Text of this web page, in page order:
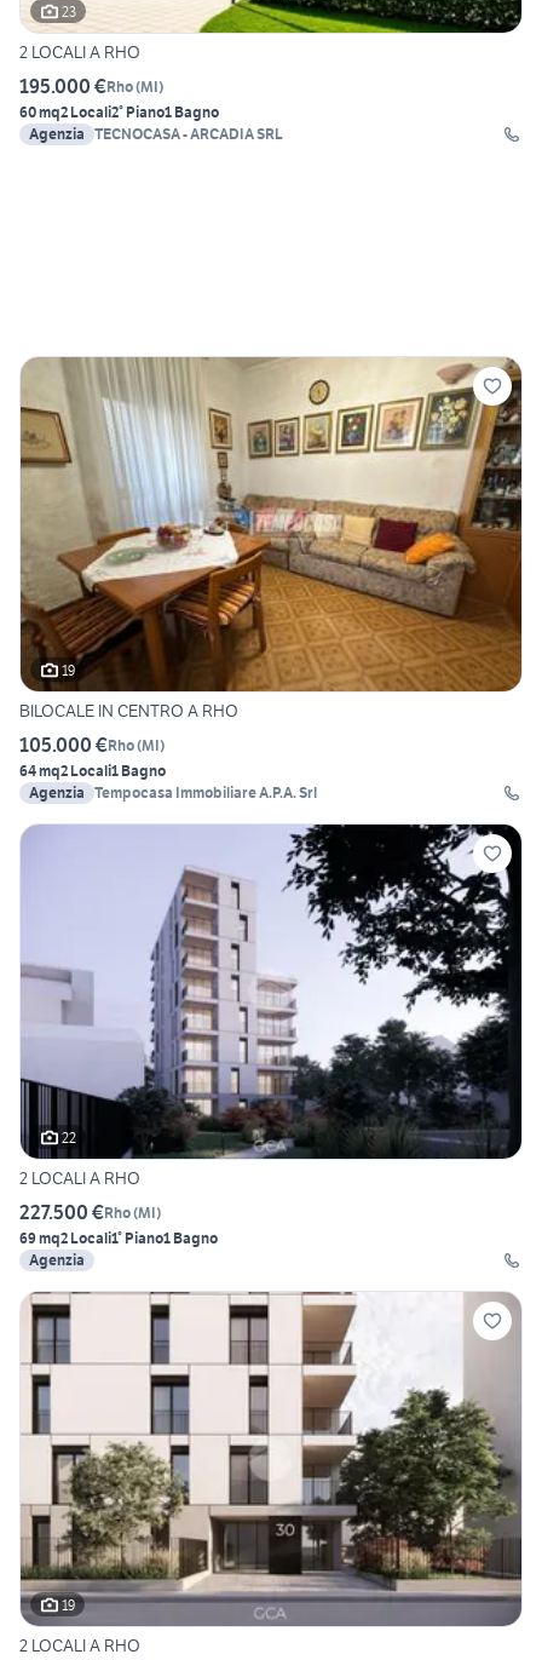
23
2 LOCALI A RHO
195.000 €Rho(MI)
60 mq2 Locali2° Piano1 Bagno
Agenzia TECNOCASA - ARCADIA SRL
19
BILOCALE IN CENTRO A RHO
105.000 €Rho(MI)
64 mq2 Locali1 Bagno
Agenzia Tempocasa Immobiliare A.P.A. Srl
22
2 LOCALI A RHO
227.500 €Rho(MI)
69 mq2 Locali1° Piano1 Bagno
Agenzia
19
2 LOCALI A RHO